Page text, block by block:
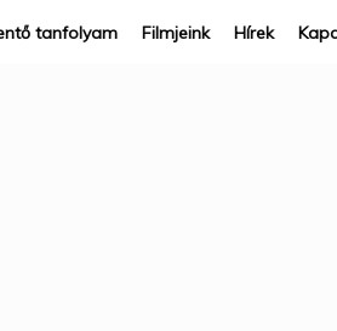
tanfolyam Filmjeink Hírek